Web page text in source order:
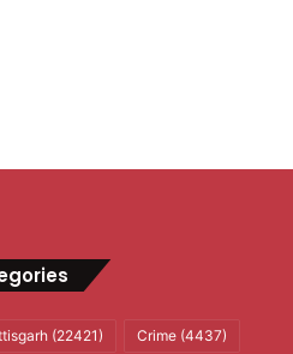
(22421) Crime(4437)